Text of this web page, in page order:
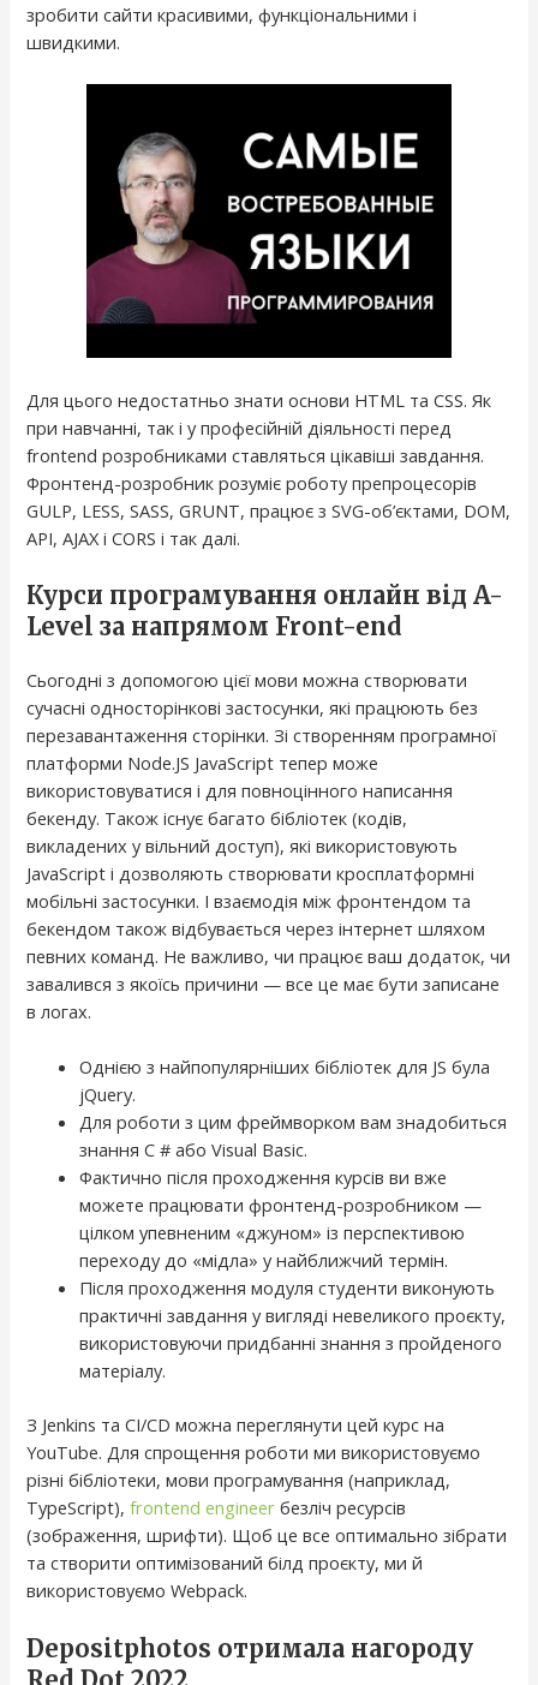
зробити сайти красивими, функціональними і
швидкими.
Для цього недостатньо знати основи HTML та CSS. Як
при навчанні, так і у професійній діяльності перед
frontend розробниками ставляться цікавіші завдання.
Фронтенд-розробник розуміє роботу препроцесорів
GULP, LESS, SASS, GRUNT, працює з SVG-об’єктами, DOM,
API, AJAX і CORS і так далі.
Курси програмування онлайн від A-
Level за напрямом Front-end
Сьогодні з допомогою цієї мови можна створювати
сучасні односторінкові застосунки, які працюють без
перезавантаження сторінки. Зі створенням програмної
платформи Node.JS JavaScript тепер може
використовуватися і для повноцінного написання
бекенду. Також існує багато бібліотек (кодів,
викладених у вільний доступ), які використовують
JavaScript і дозволяють створювати кросплатформні
мобільні застосунки. І взаємодія між фронтендом та
бекендом також відбувається через інтернет шляхом
певних команд. Не важливо, чи працює ваш додаток, чи
завалився з якоїсь причини — все це має бути записане
в логах.
Однією з найпопулярніших бібліотек для JS була
jQuery.
Для роботи з цим фреймворком вам знадобиться
знання C # або Visual Basic.
Фактично після проходження курсів ви вже
можете працювати фронтенд-розробником —
цілком упевненим «джуном» із перспективою
переходу до «мідла» у найближчий термін.
Після проходження модуля студенти виконують
практичні завдання у вигляді невеликого проєкту,
використовуючи придбанні знання з пройденого
матеріалу.
З Jenkins та CI/CD можна переглянути цей курс на
YouTube. Для спрощення роботи ми використовуємо
різні бібліотеки, мови програмування (наприклад,
TypeScript),frontend engineer безліч ресурсів
(зображення, шрифти). Щоб це все оптимально зібрати
та створити оптимізований білд проєкту, ми й
використовуємо Webpack.
Depositphotos отримала нагороду